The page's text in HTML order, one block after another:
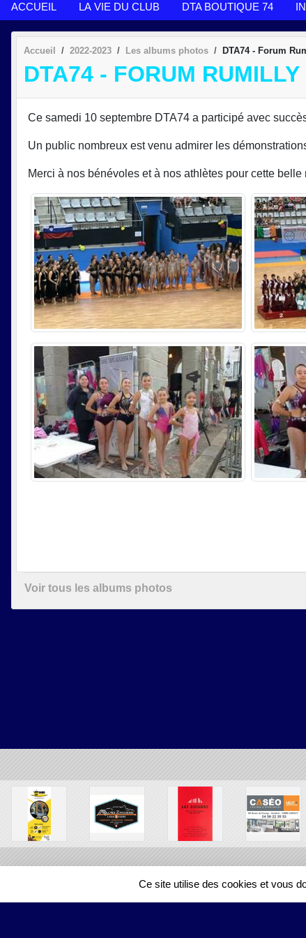
ACCUEIL LA VIE DU CLUB DTA BOUTIQUE 74
Accueil 2022-2023 Les albums photos DTA74 - Forum
DTA74 - FORUM RUMILLY
Ce samedi 10 septembre DTA74 a participé avec
Un public nombreux est venu admirer les
Merci à nos bénévoles et à nos athlètes pour cette belle
Voir tous les albums photos
Ce site utilise des cookies et vous